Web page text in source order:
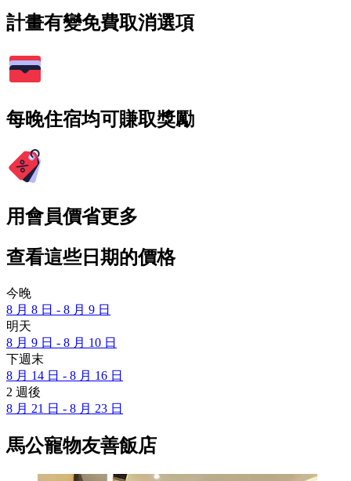
計畫有變免費取消選項
每晚住宿均可賺取獎勵
用會員價省更多
查看這些日期的價格
今晚
8 月 8 日 - 8 月 9 日
明天
8 月 9 日 - 8 月 10 日
下週末
8 月 14 日 - 8 月 16 日
2 週後
8 月 21 日 - 8 月 23 日
馬公寵物友善飯店